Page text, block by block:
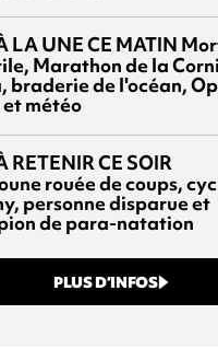
LA UNE CE MATIN
Marathon de la
braderie de l'océan,
et météo
RETENIR CE SOIR
rouée de coups,
personne disparue et
de para-natation
PLUS D’INFOS